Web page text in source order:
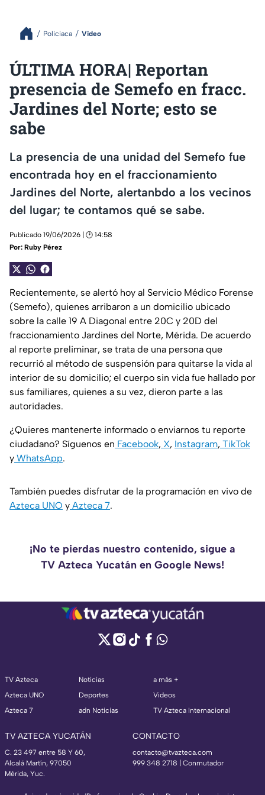
Policiaca Video
ÚLTIMA HORA| Reportan
presencia de Semefo en fracc.
Jardines del Norte; esto se
sabe
La presencia de una unidad del Semefo fue
encontrada hoy en el fraccionamiento
Jardines del Norte, alertanbdo a los vecinos
del lugar; te contamos qué se sabe.
Publicado 19/06/2026 | 🕑 14:58
Por: Ruby Pérez
Recientemente, se alertó hoy al Servicio Médico Forense
(Semefo), quienes arribaron a un domicilio ubicado
sobre la calle 19 A Diagonal entre 20C y 20D del
fraccionamiento Jardines del Norte, Mérida. De acuerdo
al reporte preliminar, se trata de una persona que
recurrió al método de suspensión para quitarse la vida al
interior de su domicilio; el cuerpo sin vida fue hallado por
sus familiares, quienes a su vez, dieron parte a las
autoridades.
¿Quieres mantenerte informado o enviarnos tu reporte
ciudadano? Síguenos en Facebook, X, Instagram, TikTok
y WhatsApp.
También puedes disfrutar de la programación en vivo de
Azteca UNO y Azteca 7.
¡No te pierdas nuestro contenido, sigue a
TV Azteca Yucatán en Google News!
TV Azteca
Azteca UNO
Azteca 7
Noticias
Deportes
adn Noticias
a más +
Videos
TV Azteca Internacional
TV AZTECA YUCATÁN
C. 23 497 entre 58 Y 60,
Alcalá Martín, 97050
Mérida, Yuc.
CONTACTO
contacto@tvazteca.com
999 348 2718 | Conmutador